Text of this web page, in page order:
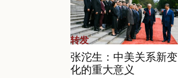
转发
张沱生：中美关系新变
化的重大意义